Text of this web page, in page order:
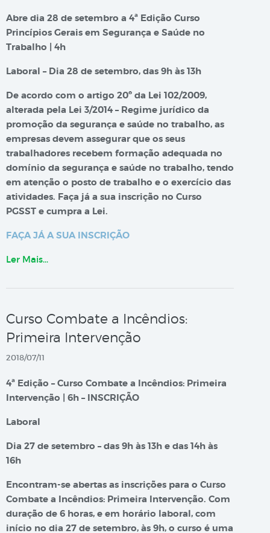
Abre dia 28 de setembro a 4ª Edição Curso
Princípios Gerais em Segurança e Saúde no
Trabalho | 4h
Laboral – Dia 28 de setembro, das 9h às 13h
De acordo com o artigo 20º da Lei 102/2009,
alterada pela Lei 3/2014 – Regime jurídico da
promoção da segurança e saúde no trabalho, as
empresas devem assegurar que os seus
trabalhadores recebem formação adequada no
domínio da segurança e saúde no trabalho, tendo
em atenção o posto de trabalho e o exercício das
atividades. Faça já a sua inscrição no Curso
PGSST e cumpra a Lei.
FAÇA JÁ A SUA INSCRIÇÃO
Ler Mais…
Curso Combate a Incêndios:
Primeira Intervenção
2018/07/11
4ª Edição – Curso Combate a Incêndios: Primeira
Intervenção | 6h – INSCRIÇÃO
Laboral
Dia 27 de setembro – das 9h às 13h e das 14h às
16h
Encontram-se abertas as inscrições para o Curso
Combate a Incêndios: Primeira Intervenção. Com
duração de 6 horas, e em horário laboral, com
início no dia 27 de setembro, às 9h, o curso é uma